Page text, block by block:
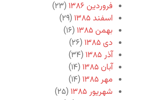
فروردین ۱۳۸۶
(۲۳)
اسفند ۱۳۸۵
(۲۹)
بهمن ۱۳۸۵
(۱۶)
دی ۱۳۸۵
(۲۶)
آذر ۱۳۸۵
(۳۴)
آبان ۱۳۸۵
(۱۴)
مهر ۱۳۸۵
(۱۴)
شهریور ۱۳۸۵
(۲۵)